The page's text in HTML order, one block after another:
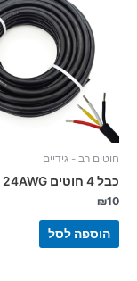
חוטים רב - גידיים
כבל 4 חוטים 24AWG
₪10
הוספה לסל